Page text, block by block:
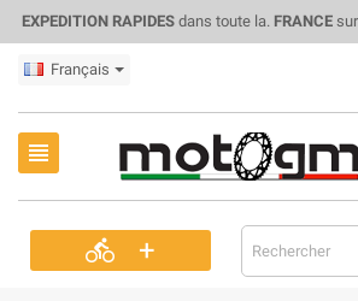
EXPEDITION RAPIDESdans toute la. FRANCEsur
Français
view_headline
directions_bike +